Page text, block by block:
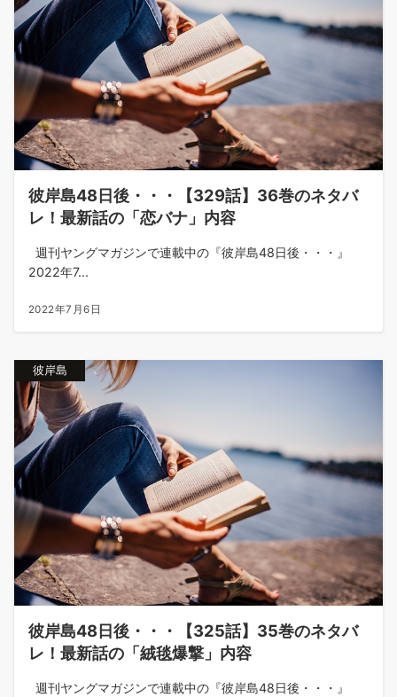
彼岸島48日後・・・【329話】36巻のネタバ
レ！最新話の「恋バナ」内容
週刊ヤングマガジンで連載中の『彼岸島48日後・・・』
2022年7...
2022年7月6日
彼岸島
彼岸島48日後・・・【325話】35巻のネタバ
レ！最新話の「絨毯爆撃」内容
週刊ヤングマガジンで連載中の『彼岸島48日後・・・』